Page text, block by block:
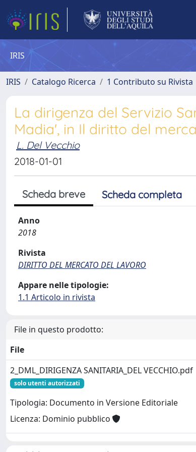
IRIS
IRIS Catalogo Ricerca 1 Contributo su Rivista
La dirigenza del Servizio
Madia', in Il diritto del
L. Del Vecchio
2018-01-01
Scheda breve Scheda completa
Anno
2018
Rivista
DIRITTO DEL MERCATO DEL LAVORO
Appare nelle tipologie:
1.1 Articolo in rivista
File in questo prodotto:
File
2_DML_DIRIGENZA SANITARIA_DEL VECCHIO.pdf
solo utenti autorizzati
Tipologia: Documento in Versione Editoriale
Licenza: Dominio pubblico